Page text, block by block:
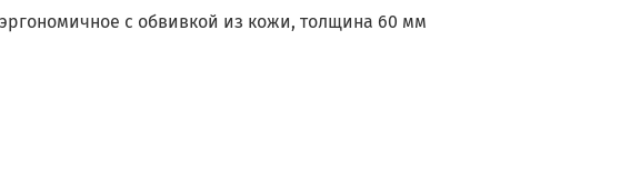
с обвивкой из кожи, толщина 60 мм